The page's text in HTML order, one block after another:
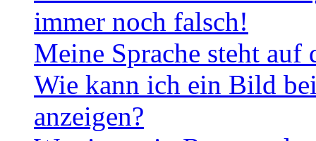
immer noch falsch!
Meine Sprache steht
Wie kann ich ein Bild
anzeigen?